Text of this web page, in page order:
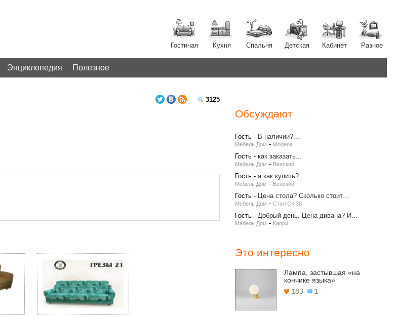
Гостиная Кухня Спальня Детская Кабинет Разное
Энциклопедия Полезное
3125
Обсуждают
Гость - В наличии?...
Мебель Дом - Modena
Гость - как заказать...
Мебель Дом - Венский
Гость - а как купить?...
Мебель Дом - Венский
Гость - Цена стола? Сколько стоит...
Мебель Дом - Стол СК 30
Гость - Добрый день. Цена дивана? И...
Мебель Дом - Капри
Это интересно
Лампа, застывшая «на
кончике языка»
183
1